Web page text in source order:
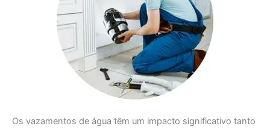
Os vazamentos de água têm um impacto significativo tanto